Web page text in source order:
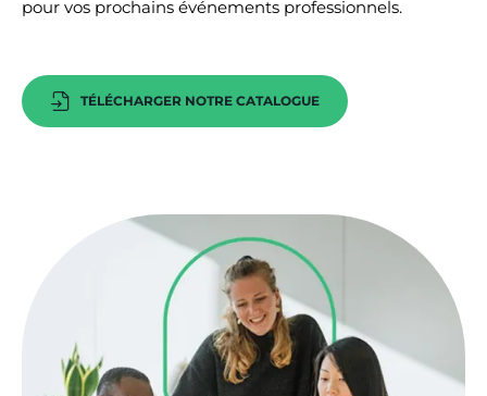
pour vos prochains événements professionnels.
TÉLÉCHARGER NOTRE CATALOGUE